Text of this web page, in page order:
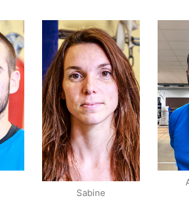
Championne IDF
combat
1/2 finaliste
championnat de
France espoirs
Finaliste Open de
France
Vainqueur des
Critériums IDF
Championnat de
France 2ème
série
Sabine